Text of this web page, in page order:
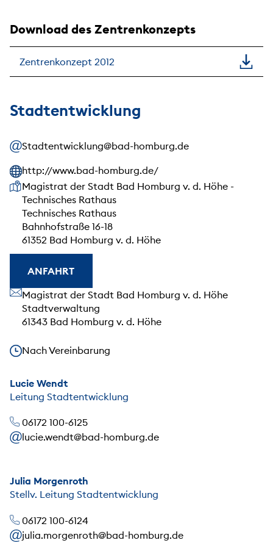
Download des Zentrenkonzepts
Zentrenkonzept 2012
Stadtentwicklung
Stadtentwicklung@bad-homburg.de
http://www.bad-homburg.de/
Unsere Anschrift
Magistrat der Stadt Bad Homburg v. d. Höhe -
Technisches Rathaus
Technisches Rathaus
Bahnhofstraße 16-18
61352 Bad Homburg v. d. Höhe
ANFAHRT
Unsere Anschrift
Magistrat der Stadt Bad Homburg v. d. Höhe
Stadtverwaltung
61343 Bad Homburg v. d. Höhe
Unsere Öffnungszeiten
Nach Vereinbarung
Lucie Wendt
Leitung Stadtentwicklung
06172 100-6125
lucie.wendt@bad-homburg.de
Julia Morgenroth
Stellv. Leitung Stadtentwicklung
06172 100-6124
julia.morgenroth@bad-homburg.de